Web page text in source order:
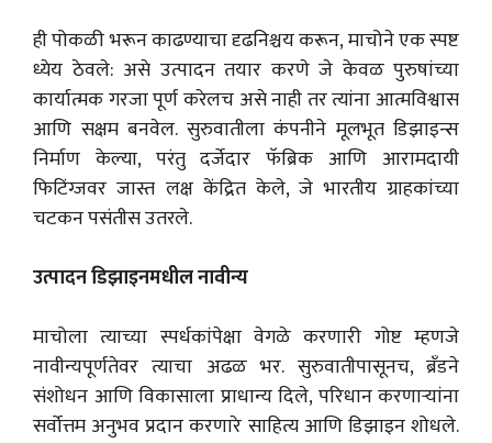
ही पोकळी भरून काढण्याचा दृढनिश्चय करून, माचोने एक स्पष्ट
ध्येय ठेवले: असे उत्पादन तयार करणे जे केवळ पुरुषांच्या
कार्यात्मक गरजा पूर्ण करेलच असे नाही तर त्यांना आत्मविश्वास
आणि सक्षम बनवेल. सुरुवातीला कंपनीने मूलभूत डिझाइन्स
निर्माण केल्या, परंतु दर्जेदार फॅब्रिक आणि आरामदायी
फिटिंग्जवर जास्त लक्ष केंद्रित केले, जे भारतीय ग्राहकांच्या
चटकन पसंतीस उतरले.
उत्पादन डिझाइनमधील नावीन्य
माचोला त्याच्या स्पर्धकांपेक्षा वेगळे करणारी गोष्ट म्हणजे
नावीन्यपूर्णतेवर त्याचा अढळ भर. सुरुवातीपासूनच, ब्रँडने
संशोधन आणि विकासाला प्राधान्य दिले, परिधान करणाऱ्यांना
सर्वोत्तम अनुभव प्रदान करणारे साहित्य आणि डिझाइन शोधले.